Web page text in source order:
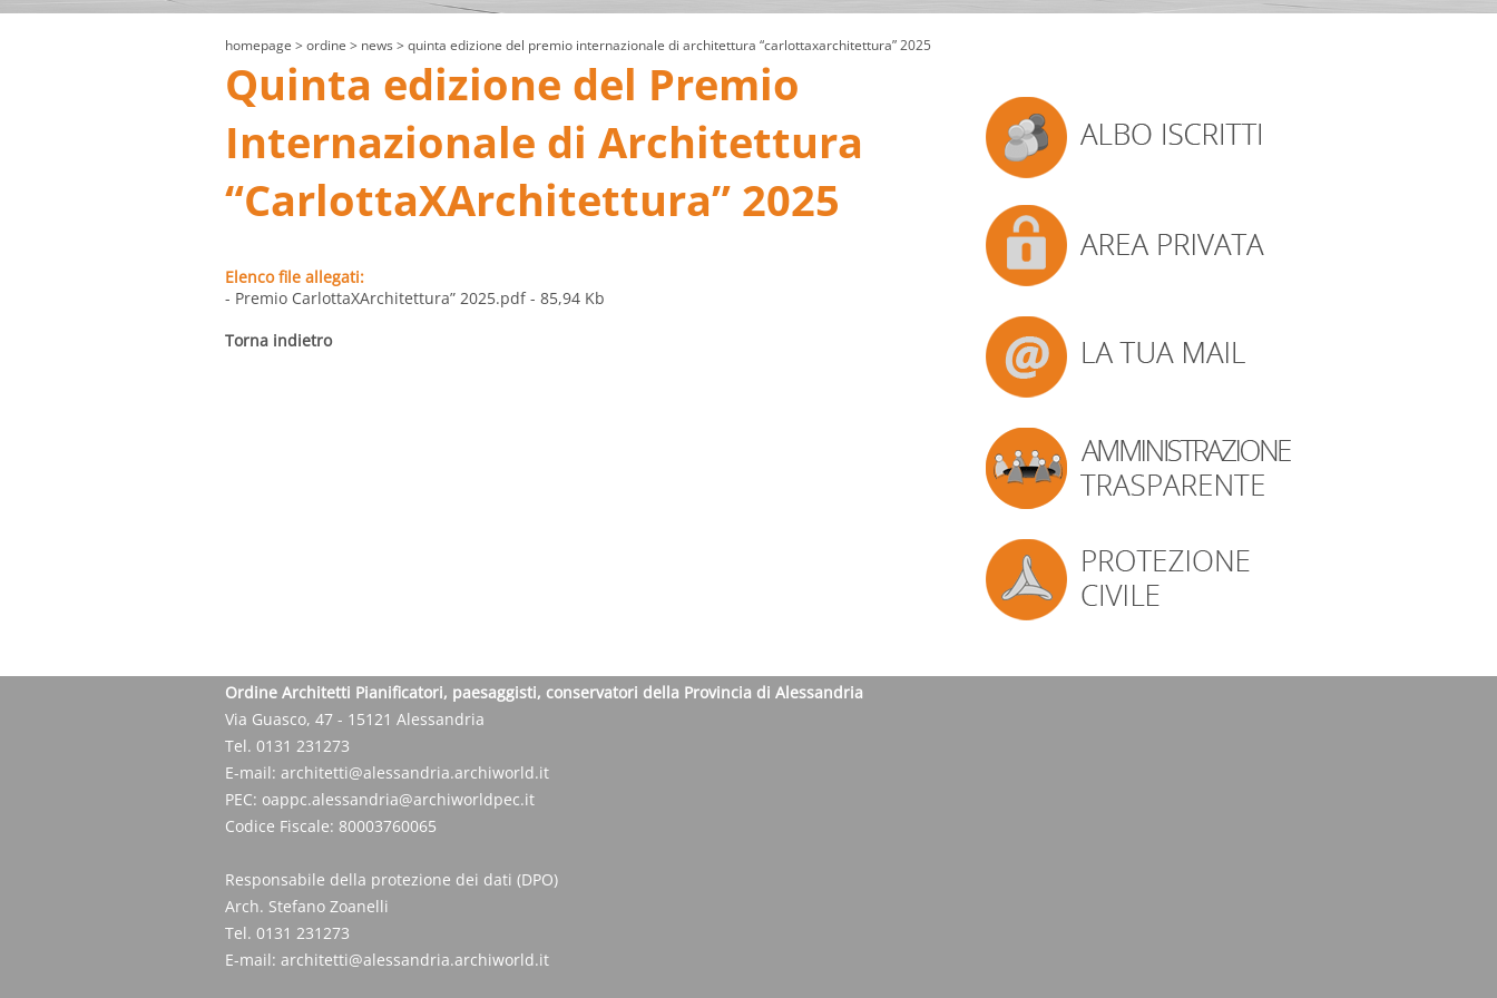
homepage > ordine > news > quinta edizione del premio internazionale di architettura “carlottaxarchitettura” 2025
Quinta edizione del Premio
Internazionale di Architettura
“CarlottaXArchitettura” 2025
Elenco file allegati:
- Premio CarlottaXArchitettura” 2025.pdf- 85,94 Kb
Torna indietro
Ordine Architetti Pianificatori, paesaggisti, conservatori della Provincia di Alessandria
Via Guasco, 47 - 15121 Alessandria
Tel. 0131 231273
E-mail: architetti@alessandria.archiworld.it
PEC: oappc.alessandria@archiworldpec.it
Codice Fiscale: 80003760065
Responsabile della protezione dei dati (DPO)
Arch. Stefano Zoanelli
Tel. 0131 231273
E-mail: architetti@alessandria.archiworld.it